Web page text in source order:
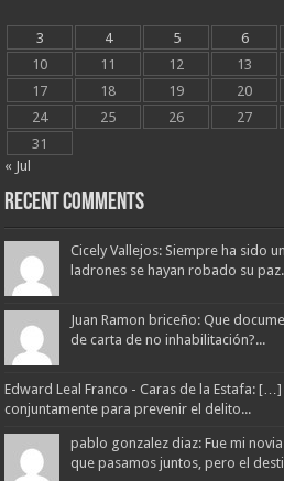
3
4 5 6
10
11 12 13
17
18 19 20
24
25 26 27
31
« Jul
Recent Comments
Cicely Vallejos: Siempre ha sido
ladrones se hayan robado su
Juan Ramon briceño: Que
de carta de no inhabilitación?...
Edward Leal Franco - Caras de la Estafa:
conjuntamente para prevenir el delito...
pablo gonzalez diaz: Fue mi
que pasamos juntos, pero el